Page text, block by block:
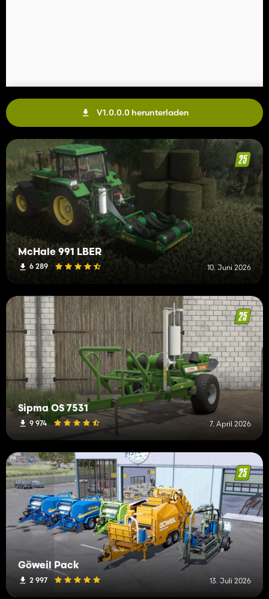
V1.0.0.0 herunterladen
McHale 991 LBER
6 289 10. Juni 2026
Sipma OS 7531
9 974 7. April 2026
Göweil Pack
2 997 13. Juli 2026